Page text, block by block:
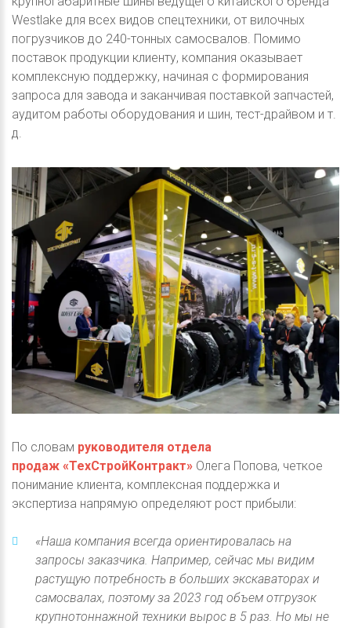
Westlake для всех видов спецтехники, от вилочных
погрузчиков до 240-тонных самосвалов. Помимо
поставок продукции клиенту, компания оказывает
комплексную поддержку, начиная с формирования
запроса для завода и заканчивая поставкой запчастей,
аудитом работы оборудования и шин, тест-драйвом и т.
д.
По словам руководителя отдела
продаж «ТехСтройКонтракт» Олега Попова, четкое
понимание клиента, комплексная поддержка и
экспертиза напрямую определяют рост прибыли:
«Наша компания всегда ориентировалась на
запросы заказчика. Например, сейчас мы видим
растущую потребность в больших экскаваторах и
самосвалах, поэтому за 2023 год объем отгрузок
крупнотоннажной техники вырос в 5 раз. Но мы не